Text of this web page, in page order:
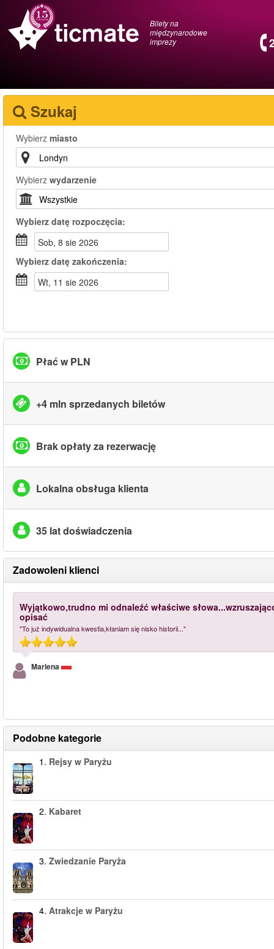
Bilety na
międzynarodowe
imprezy
Szukaj
Wybierz miasto
Wybierz wydarzenie
Wybierz datę rozpoczęcia:
sob, 8 sie 2026
Wybierz datę zakończenia:
wt, 11 sie 2026
Płać w PLN
+4 mln sprzedanych biletów
Brak opłaty za rezerwację
Lokalna obsługa klienta
35 lat doświadczenia
Zadowoleni klienci
Wyjątkowo,trudno mi odnaleźć właściwe
opisać
"To już indywidualna kwestia,kłaniam się nisko historii..."
Marlena
Podobne kategorie
1. Rejsy w Paryżu
2. Kabaret
3. Zwiedzanie Paryża
4. Atrakcje w Paryżu